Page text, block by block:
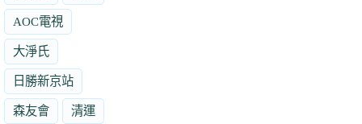
AOC電視
大淨氏
日勝新京站
森友會 清運